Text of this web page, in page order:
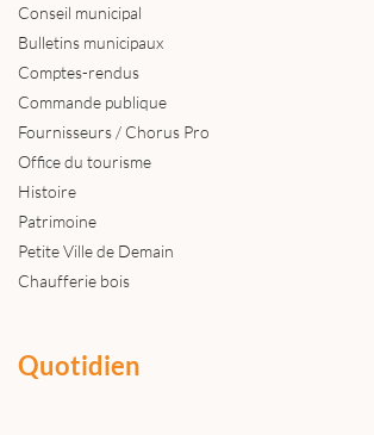
Conseil municipal
Bulletins municipaux
Comptes-rendus
Commande publique
Fournisseurs / Chorus Pro
Office du tourisme
Histoire
Patrimoine
Petite Ville de Demain
Chaufferie bois
Quotidien